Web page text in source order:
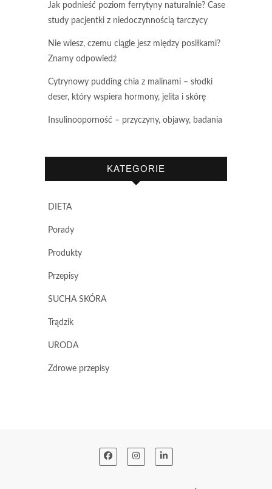
Jak podnieść poziom ferrytyny naturalnie? Case
study pacjentki z niedoczynnością tarczycy
Nie wiesz, czemu ciągle jesz między posiłkami?
Znamy odpowiedź
Cytrynowy pudding chia z malinami – słodki
deser, który wspiera hormony, jelita i skórę
Insulinooporność – przyczyny, objawy, badania
KATEGORIE
DIETA
Porady
Produkty
Przepisy
SUCHA SKÓRA
Trądzik
URODA
Zdrowe przepisy